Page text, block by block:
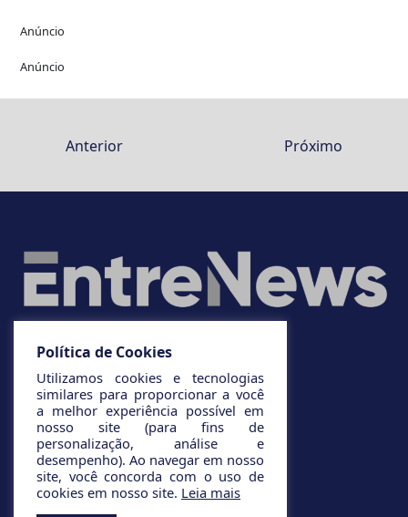
Anúncio
Anúncio
Anterior Próximo
Política de Cookies
Utilizamos cookies e tecnologias
similares para proporcionar a você
a melhor experiência possível em
nosso site (para fins de
personalização, análise e
desempenho). Ao navegar em nosso
site, você concorda com o uso de
cookies em nosso site. Leia mais